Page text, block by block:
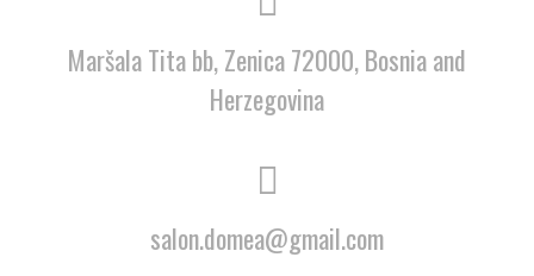
Maršala Tita bb, Zenica 72000, Bosnia and
Herzegovina
salon.domea@gmail.com